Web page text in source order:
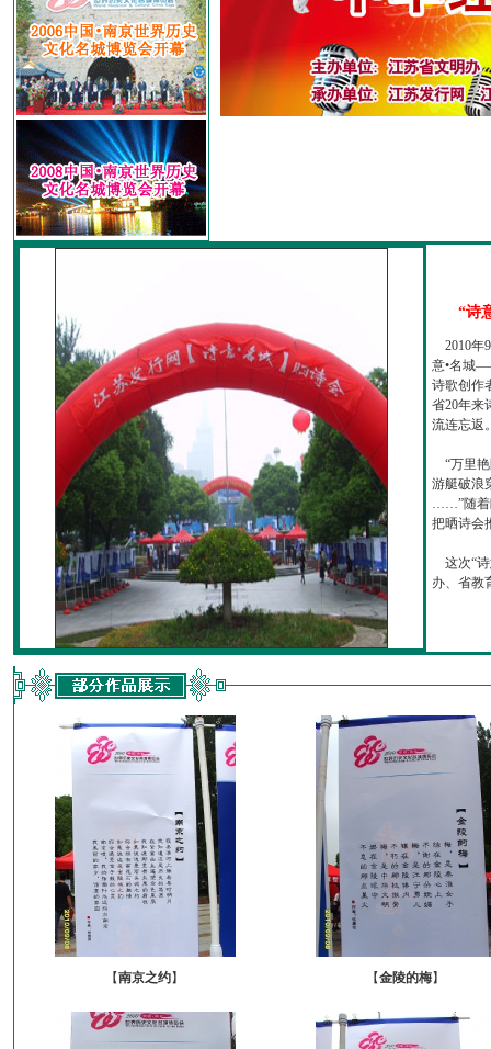
“诗
2010年
意•名城
诗歌创作
省20年来
流连忘返
“万里艳
游艇破浪
……”随着
把晒诗会
这次“诗
办、省教
【南京之约】 【金陵的梅】